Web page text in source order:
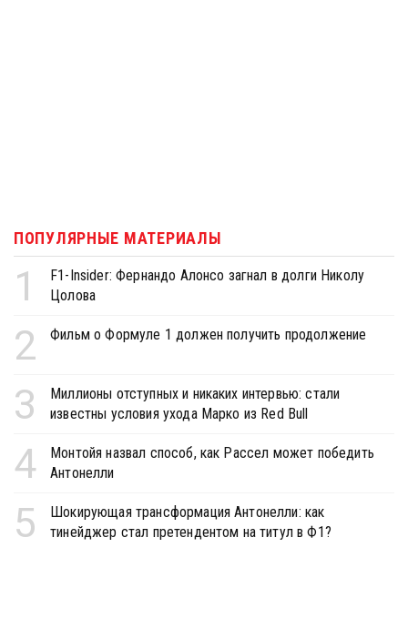
ПОПУЛЯРНЫЕ МАТЕРИАЛЫ
1
F1-Insider: Фернандо Алонсо загнал в долги Николу
Цолова
2 Фильм о Формуле 1 должен получить продолжение
3
Миллионы отступных и никаких интервью: стали
известны условия ухода Марко из Red Bull
4
Монтойя назвал способ, как Рассел может победить
Антонелли
5
Шокирующая трансформация Антонелли: как
тинейджер стал претендентом на титул в Ф1?